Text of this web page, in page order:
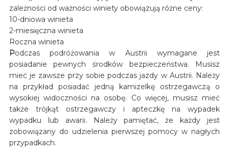
zależności od ważności winiety obowiązują różne ceny:
10-dniowa winieta
2-miesięczna winieta
Roczna winieta
Podczas podróżowania w Austrii wymagane jest
posiadanie pewnych środków bezpieczeństwa. Musisz
mieć je zawsze przy sobie podczas jazdy w Austrii. Należy
na przykład posiadać jedną kamizelkę ostrzegawczą o
wysokiej widoczności na osobę. Co więcej, musisz mieć
także trójkąt ostrzegawczy i apteczkę na wypadek
wypadku lub awarii. Należy pamiętać, że każdy jest
zobowiązany do udzielenia pierwszej pomocy w nagłych
przypadkach.